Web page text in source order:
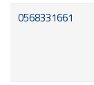
0568331661